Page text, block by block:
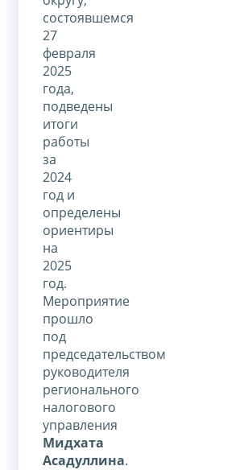
состоявшемся
27
февраля
2025
года,
подведены
итоги
работы
за
2024
год и
определены
ориентиры
на
2025
год.
Мероприятие
прошло
под
председательством
руководителя
регионального
налогового
управления
Мидхата
Асадуллина.